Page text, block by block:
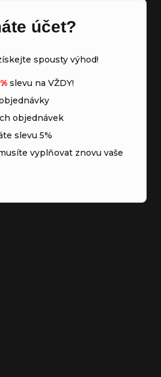
účet?
spousty výhod!
slevu na VŽDY!
objednávek
slevu 5%
vyplňovat znovu vaše